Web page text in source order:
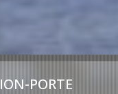
PORTE